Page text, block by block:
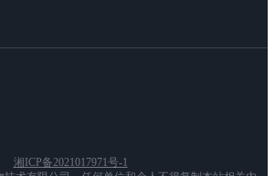
湘ICP备2021017971号-1